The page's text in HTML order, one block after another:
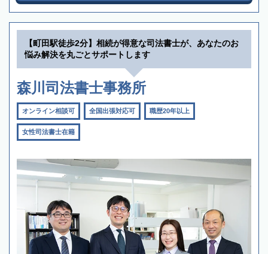
【町田駅徒歩2分】相続が得意な司法書士が、あなたのお
悩み解決を丸ごとサポートします
森川司法書士事務所
オンライン相談可 全国出張対応可 職歴20年以上
女性司法書士在籍